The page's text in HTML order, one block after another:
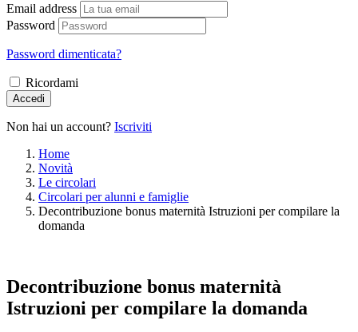
Email address
Password
Password dimenticata?
Ricordami
Accedi
Non hai un account? Iscriviti
Home
Novità
Le circolari
Circolari per alunni e famiglie
Decontribuzione bonus maternità Istruzioni per compilare la
domanda
Decontribuzione bonus maternità
Istruzioni per compilare la domanda